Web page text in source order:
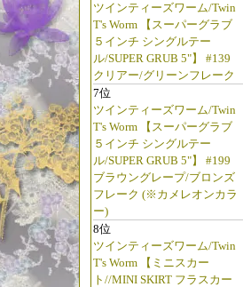
ツインティーズワーム/Twin
T's Worm 【スーパーグラブ
５インチ シングルテー
ル/SUPER GRUB 5"】 #139
クリアー/グリーンフレーク
7位
ツインティーズワーム/Twin
T's Worm 【スーパーグラブ
５インチ シングルテー
ル/SUPER GRUB 5"】 #199
ブラウングレープ/ブロンズ
フレーク (※カメレオンカラ
ー)
8位
ツインティーズワーム/Twin
T's Worm 【ミニスカー
ト//MINI SKIRT フラスカー